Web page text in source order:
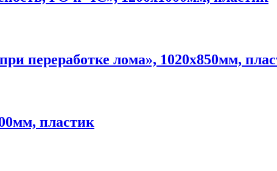
переработке лома», 1020х850мм,
пластик